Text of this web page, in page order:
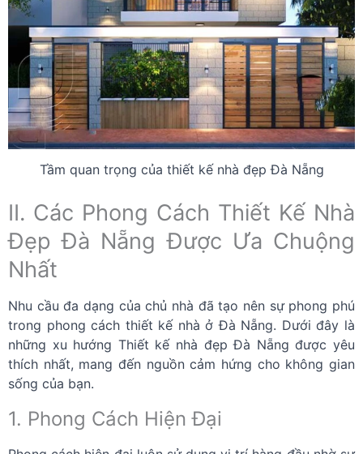
Tầm quan trọng của thiết kế nhà đẹp Đà Nẵng
II. Các Phong Cách Thiết Kế Nhà
Đẹp Đà Nẵng Được Ưa Chuộng
Nhất
Nhu cầu đa dạng của chủ nhà đã tạo nên sự phong phú
trong phong cách thiết kế nhà ở Đà Nẵng. Dưới đây là
những xu hướng Thiết kế nhà đẹp Đà Nẵng được yêu
thích nhất, mang đến nguồn cảm hứng cho không gian
sống của bạn.
1. Phong Cách Hiện Đại